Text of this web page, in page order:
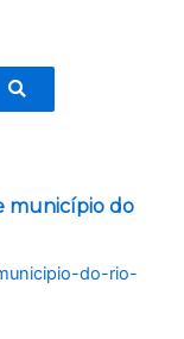
município do